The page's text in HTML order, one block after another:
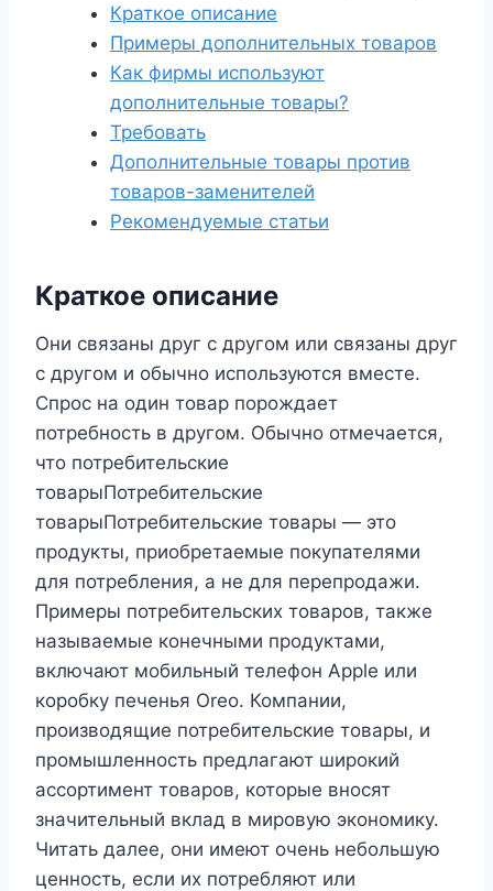
Краткое описание
Примеры дополнительных товаров
Как фирмы используют
дополнительные товары?
Требовать
Дополнительные товары против
товаров-заменителей
Рекомендуемые статьи
Краткое описание
Они связаны друг с другом или связаны друг
с другом и обычно используются вместе.
Спрос на один товар порождает
потребность в другом. Обычно отмечается,
что потребительские
товарыПотребительские
товарыПотребительские товары — это
продукты, приобретаемые покупателями
для потребления, а не для перепродажи.
Примеры потребительских товаров, также
называемые конечными продуктами,
включают мобильный телефон Apple или
коробку печенья Oreo. Компании,
производящие потребительские товары, и
промышленность предлагают широкий
ассортимент товаров, которые вносят
значительный вклад в мировую экономику.
Читать далее, они имеют очень небольшую
ценность, если их потребляют или